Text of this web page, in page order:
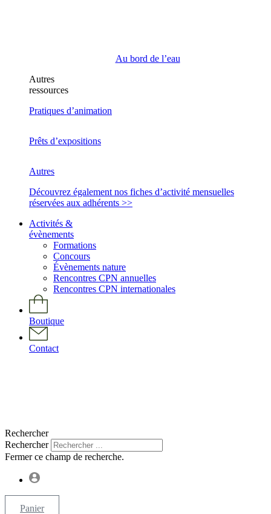
Au bord de l’eau
Autres
ressources
Pratiques d’animation
Prêts d’expositions
Autres
Découvrez également nos fiches d’activité mensuelles
réservées aux adhérents >>
Activités &
évènements
Formations
Concours
Évènements nature
Rencontres CPN annuelles
Rencontres CPN internationales
Boutique
Contact
Rechercher
Rechercher
Fermer ce champ de recherche.
Panier